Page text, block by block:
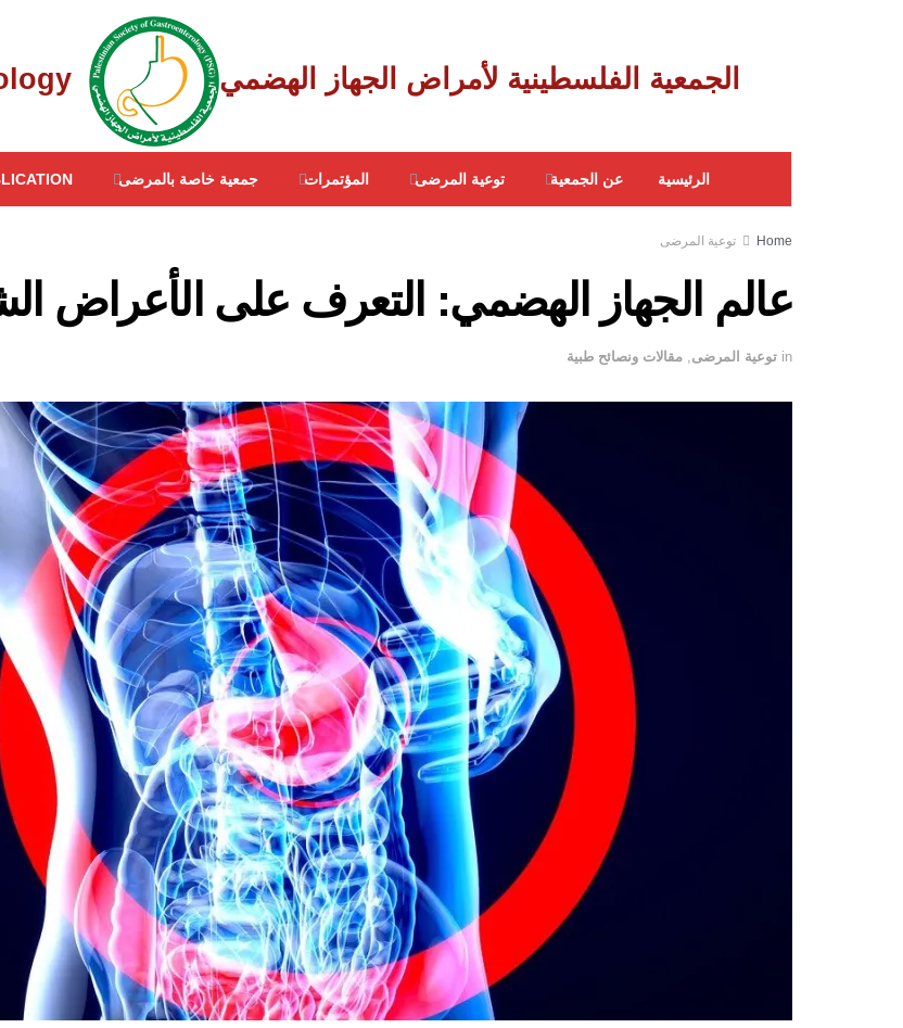
الرئيسية عن الجمعية توعية المرضى المؤتمرات جمعية خاصة بالمرضى
Home توعية المرضى
عالم الجهاز الهضمي: التعرف على الأعراض
in توعية المرضى مقالات ونصائح طبية